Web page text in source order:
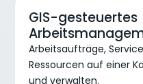
GIS-gesteuertes
Arbeitsaufträge,
Ressourcen auf einer
und verwalten.